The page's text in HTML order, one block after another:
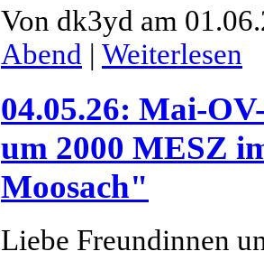
Von dk3yd am
Abend | Weiterlesen
04.05.26: Mai-
um 2000 MESZ
Moosach"
Liebe Freundinnen